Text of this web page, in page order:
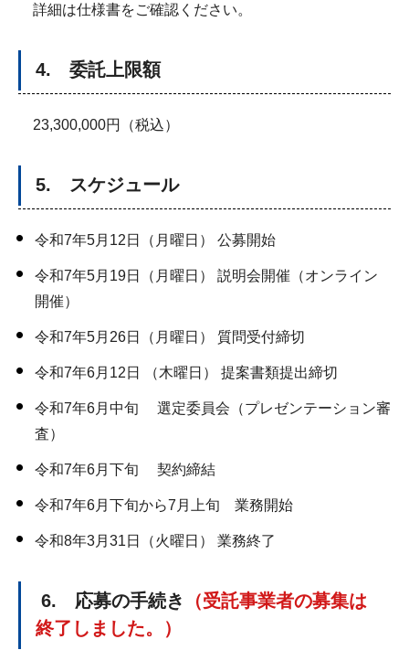
詳細は仕様書をご確認ください。
4. 委託上限額
23,300,000円（税込）
5. スケジュール
令和7年5月12日（月曜日） 公募開始
令和7年5月19日（月曜日） 説明会開催（オンライン
開催）
令和7年5月26日（月曜日） 質問受付締切
令和7年6月12日 （木曜日） 提案書類提出締切
令和7年6月中旬 選定委員会（プレゼンテーション審
査）
令和7年6月下旬 契約締結
令和7年6月下旬から7月上旬 業務開始
令和8年3月31日（火曜日） 業務終了
6. 応募の手続き
（受託事業者の募集は
終了しました。）